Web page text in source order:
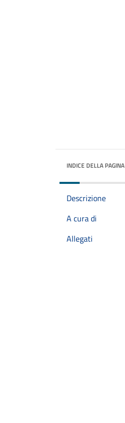
INDICE DELLA PAGINA
Descrizione
A cura di
Allegati